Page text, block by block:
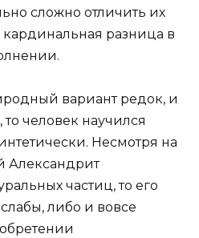
сложно отличить их
разница в
вариант редок, и
то человек научился
Несмотря на
Александрит
частиц, то его
либо и вовсе